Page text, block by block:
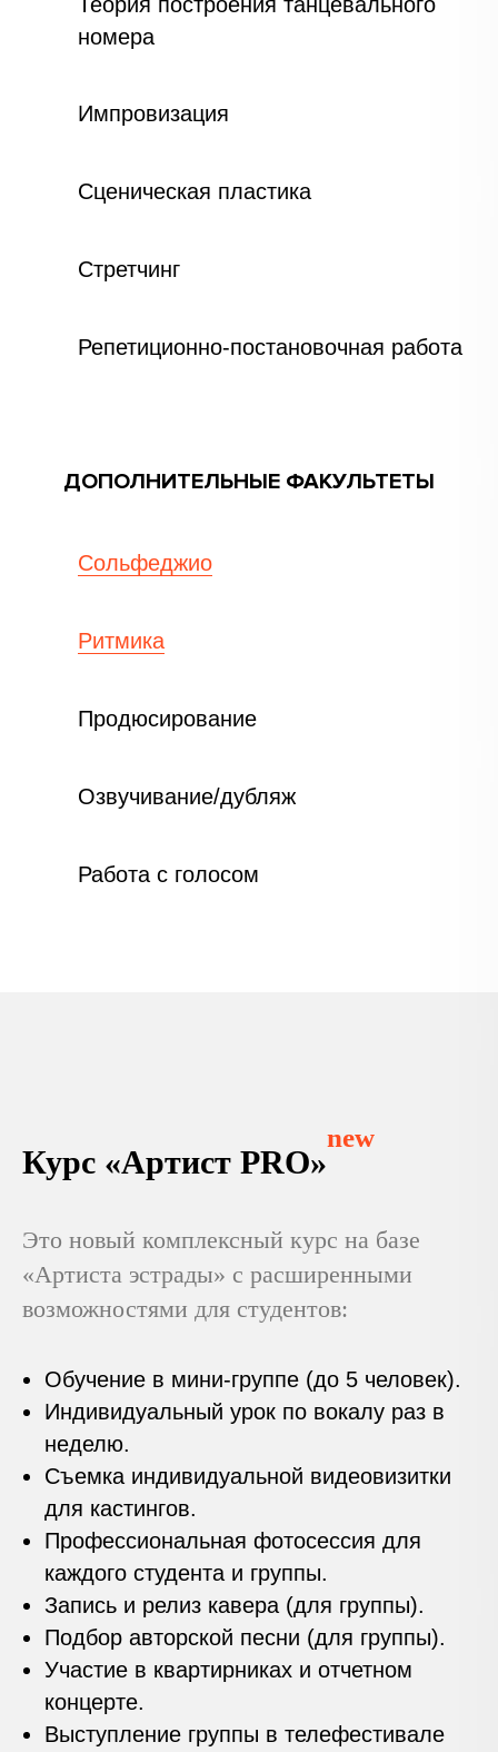
номера
Импровизация
Сценическая пластика
Стретчинг
Репетиционно-постановочная работа
ДОПОЛНИТЕЛЬНЫЕ ФАКУЛЬТЕТЫ
Сольфеджио
Ритмика
Продюсирование
Озвучивание/дубляж
Работа с голосом
Курс «Артист PRO»
new
Это новый комплексный курс на базе
«Артиста эстрады» с расширенными
возможностями для студентов:
Обучение в мини-группе (до 5 человек).
Индивидуальный урок по вокалу раз в
неделю.
Съемка индивидуальной видеовизитки
для кастингов.
Профессиональная ⁠фотосессия для
каждого студента и группы.
Запись и релиз кавера (для группы).
Подбор авторской песни (для группы).
Участие в квартирниках и отчетном
концерте.
Выступление группы в телефестивале